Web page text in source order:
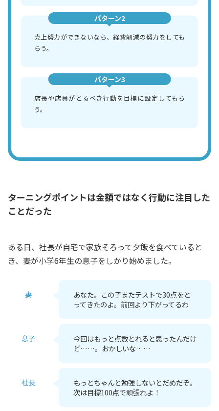
パターン2
売上努力ができないなら、経費削減の努力をしても
らう。
パターン3
店長や店員がとるべき行動を目標に設定してもら
う。
ターニングポイントは金額ではなく行動に注目した
ことだった
ある日、社長が自宅で家族そろって夕飯を食べていると
き、妻が小学6年生の息子をしかり始めました。
妻
あなた。この子またテストで30点をと
ってきたのよ。前回より下がってるわ
息子
今回はもっと点数とれると思ったんだけ
ど……。おかしいな……
社長
もっとちゃんと勉強しないとだめだぞ。
次は目標100点で頑張れよ！